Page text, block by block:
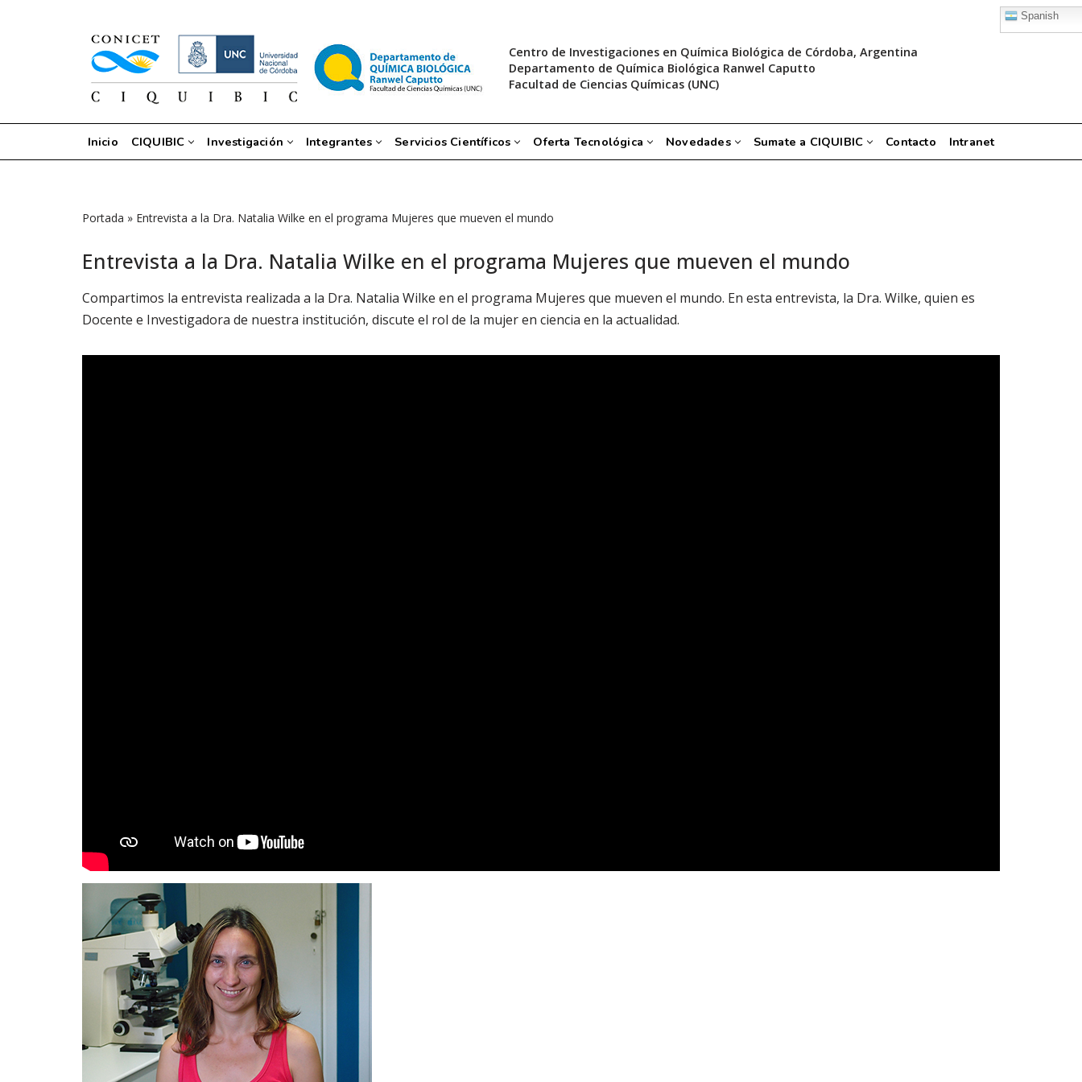
Spanish
Centro de Investigaciones en Química Biológica de Córdoba, Argentina
Departamento de Química Biológica Ranwel Caputto
Facultad de Ciencias Químicas (UNC)
Inicio CIQUIBIC Investigación Integrantes Servicios Científicos Oferta Tecnológica Novedades Sumate a CIQUIBIC Contacto Intranet
Portada » Entrevista a la Dra. Natalia Wilke en el programa Mujeres que mueven el mundo
Entrevista a la Dra. Natalia Wilke en el programa Mujeres que mueven el mundo
Compartimos la entrevista realizada a la Dra. Natalia Wilke en el programa Mujeres que mueven el mundo. En esta entrevista, la Dra. Wilke, quien es
Docente e Investigadora de nuestra institución, discute el rol de la mujer en ciencia en la actualidad.